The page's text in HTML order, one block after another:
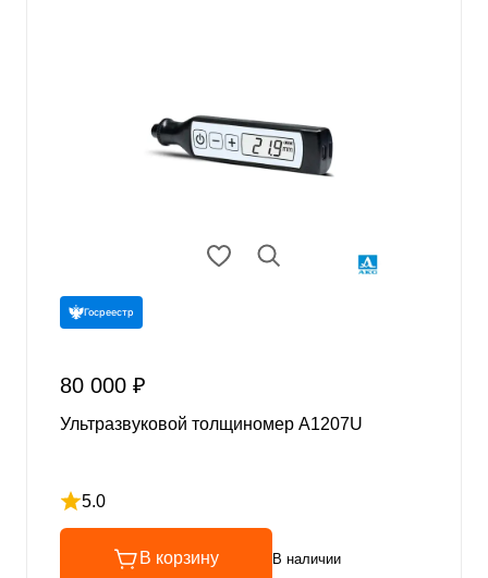
Госреестр
80 000 ₽
Ультразвуковой толщиномер А1207U
5.0
Рейтинг 5 из 5
В корзину В наличии